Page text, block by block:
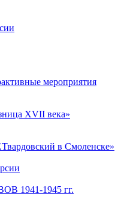
мероприятия
XVII века»
в Смоленске»
1941-1945 гг.